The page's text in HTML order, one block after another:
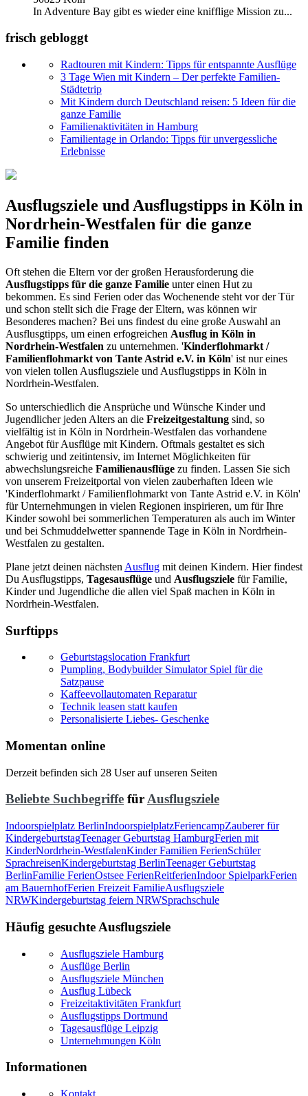
In Adventure Bay gibt es wieder eine knifflige Mission zu...
frisch gebloggt
Radtouren mit Kindern: Tipps für entspannte Ausflüge
3 Tage Wien mit Kindern – Der perfekte Familien-
Städtetrip
Mit Kindern durch Deutschland reisen: 5 Ideen für die
ganze Familie
Familienaktivitäten in Hamburg
Familientage in Orlando: Tipps für unvergessliche
Erlebnisse
Ausflugsziele und Ausflugstipps in Köln in
Nordrhein-Westfalen für die ganze
Familie finden
Oft stehen die Eltern vor der großen Herausforderung die
Ausflugstipps für die ganze Familie unter einen Hut zu
bekommen. Es sind Ferien oder das Wochenende steht vor der Tür
und schon stellt sich die Frage der Eltern, was können wir
Besonderes machen? Bei uns findest du eine große Auswahl an
Ausflusgtipps, um einen erfogreichen Ausflug in Köln in
Nordrhein-Westfalen zu unternehmen. 'Kinderflohmarkt /
Familienflohmarkt von Tante Astrid e.V. in Köln' ist nur eines
von vielen tollen Ausflugsziele und Ausflugstipps in Köln in
Nordrhein-Westfalen.
So unterschiedlich die Ansprüche und Wünsche Kinder und
Jugendlicher jeden Alters an die Freizeitgestaltung sind, so
vielfältig ist in Köln in Nordrhein-Westfalen das vorhandene
Angebot für Ausflüge mit Kindern. Oftmals gestaltet es sich
schwierig und zeitintensiv, im Internet Möglichkeiten für
abwechslungsreiche Familienausflüge zu finden. Lassen Sie sich
von unserem Freizeitportal von vielen zauberhaften Ideen wie
'Kinderflohmarkt / Familienflohmarkt von Tante Astrid e.V. in Köln'
für Unternehmungen in vielen Regionen inspirieren, um für Ihre
Kinder sowohl bei sommerlichen Temperaturen als auch im Winter
und bei Schmuddelwetter spannende Tage in Köln in Nordrhein-
Westfalen zu gestalten.
Plane jetzt deinen nächsten Ausflug mit deinen Kindern. Hier findest
Du Ausflugstipps, Tagesausflüge und Ausflugsziele für Familie,
Kinder und Jugendliche die allen viel Spaß machen in Köln in
Nordrhein-Westfalen.
Surftipps
Geburtstagslocation Frankfurt
Pumpling, Bodybuilder Simulator Spiel für die
Satzpause
Kaffeevollautomaten Reparatur
Technik leasen statt kaufen
Personalisierte Liebes- Geschenke
Momentan online
Derzeit befinden sich 28 User auf unseren Seiten
Beliebte Suchbegriffe fürAusflugsziele
Indoorspielplatz BerlinIndoorspielplatzFeriencampZauberer für
KindergeburtstagTeenager Geburtstag HamburgFerien mit
KinderNordrhein-WestfalenKinder Familien FerienSchüler
SprachreisenKindergeburtstag BerlinTeenager Geburtstag
BerlinFamilie FerienOstsee FerienReitferienIndoor SpielparkFerien
am BauernhofFerien Freizeit FamilieAusflugsziele
NRWKindergeburtstag feiern NRWSprachschule
Häufig gesuchte Ausflugsziele
Ausflugsziele Hamburg
Ausflüge Berlin
Ausflugsziele München
Ausflug Lübeck
Freizeitaktivitäten Frankfurt
Ausflugstipps Dortmund
Tagesausflüge Leipzig
Unternehmungen Köln
Informationen
Kontakt